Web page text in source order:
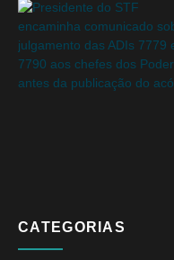
CATEGORIAS